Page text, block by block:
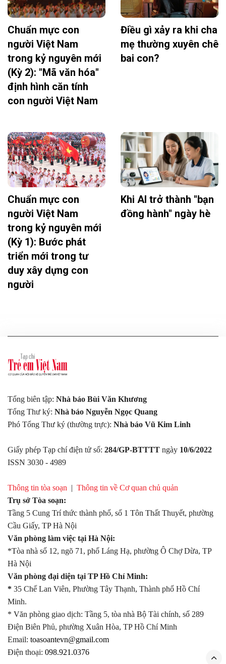
Chuẩn mực con
người Việt Nam
trong kỷ nguyên mới
(Kỳ 2): "Mã văn hóa"
định hình căn tính
con người Việt Nam
Điều gì xảy ra khi cha
mẹ thường xuyên chê
bai con?
Chuẩn mực con
người Việt Nam
trong kỷ nguyên mới
(Kỳ 1): Bước phát
triển mới trong tư
duy xây dựng con
người
Khi AI trở thành "bạn
đồng hành" ngày hè
Tổng biên tập: Nhà báo Bùi Văn Khương
Tổng Thư ký: Nhà báo Nguyễn Ngọc Quang
Phó Tổng Thư ký (thường trực): Nhà báo Vũ Kim Linh
Giấy phép Tạp chí điện tử số: 284/GP-BTTTT ngày 10/6/2022
ISSN 3030 - 4989
Thông tin tòa soạn | Thông tin về Cơ quan chủ quản
Trụ sở Tòa soạn:
Tầng 5 Cung Trí thức thành phố, số 1 Tôn Thất Thuyết, phường
Cầu Giấy, TP Hà Nội
Văn phòng làm việc tại Hà Nội:
*Tòa nhà số 12, ngõ 71, phố Láng Hạ, phường Ô Chợ Dừa, TP
Hà Nội
Văn phòng đại diện tại TP Hồ Chí Minh:
* 35 Chế Lan Viên, Phường Tây Thạnh, Thành phố Hồ Chí
Minh.
* Văn phòng giao dịch: Tầng 5, tòa nhà Bộ Tài chính, số 289
Điện Biên Phủ, phường Xuân Hòa, TP Hồ Chí Minh
Email: toasoantevn@gmail.com
Điện thoại: 098.921.0376